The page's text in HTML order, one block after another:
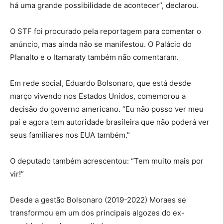
há uma grande possibilidade de acontecer”, declarou.
O STF foi procurado pela reportagem para comentar o
anúncio, mas ainda não se manifestou. O Palácio do
Planalto e o Itamaraty também não comentaram.
Em rede social, Eduardo Bolsonaro, que está desde
março vivendo nos Estados Unidos, comemorou a
decisão do governo americano. “Eu não posso ver meu
pai e agora tem autoridade brasileira que não poderá ver
seus familiares nos EUA também.”
O deputado também acrescentou: “Tem muito mais por
vir!”
Desde a gestão Bolsonaro (2019-2022) Moraes se
transformou em um dos principais algozes do ex-